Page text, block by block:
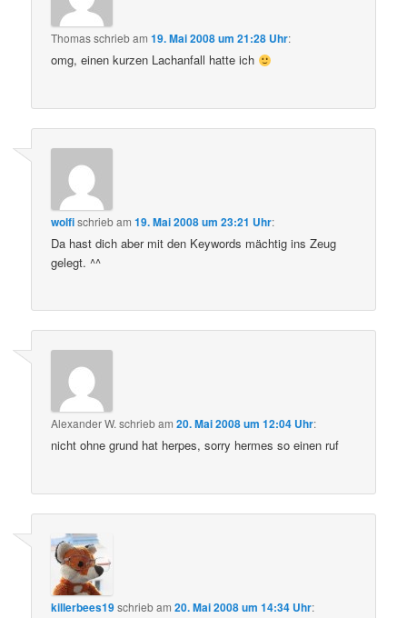
Thomasschriebam19. Mai 2008 um 21:28 Uhr:
omg, einen kurzen Lachanfall hatte ich
wolfischriebam19. Mai 2008 um 23:21 Uhr:
Da hast dich aber mit den Keywords mächtig ins Zeug
gelegt. ^^
Alexander W. schriebam20. Mai 2008 um 12:04 Uhr:
nicht ohne grund hat herpes, sorry hermes so einen ruf
killerbees19schriebam20. Mai 2008 um 14:34 Uhr: